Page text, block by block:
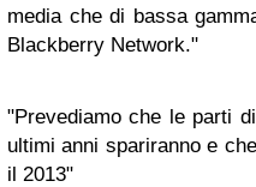
media che di bassa
Blackberry Network."
"Prevediamo che le parti
ultimi anni spariranno e
il 2013"